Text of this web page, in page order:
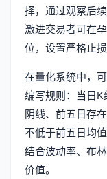
择，通过观察后
激进交易者可在
位，设置严格止
在量化系统中，
编写规则：当日
阴线、前五日存
不低于前五日均
结合波动率、布
价值。